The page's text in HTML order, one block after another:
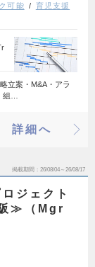
可能
育児支援
立案・M&A・アラ
組…
詳細へ
掲載期間 26/08/04～26/08/17
ジェクト
≫（Mgr